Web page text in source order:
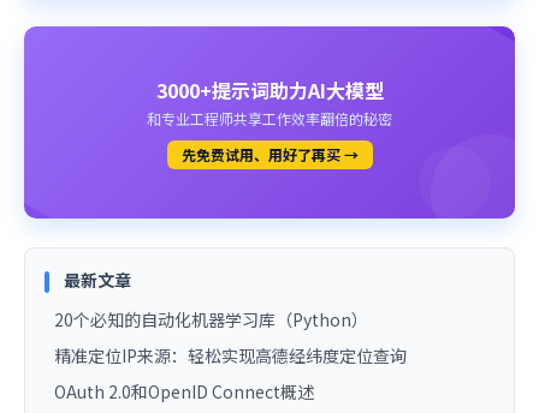
3000+提示词助力AI大模型
和专业工程师共享工作效率翻倍的秘密
先免费试用、用好了再买 →
最新文章
20个必知的自动化机器学习库（Python）
精准定位IP来源：轻松实现高德经纬度定位查询
OAuth 2.0和OpenID Connect概述